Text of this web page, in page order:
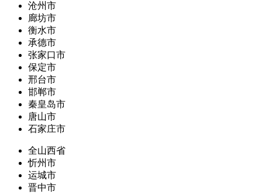
沧州市
廊坊市
衡水市
承德市
张家口市
保定市
邢台市
邯郸市
秦皇岛市
唐山市
石家庄市
全山西省
忻州市
运城市
晋中市